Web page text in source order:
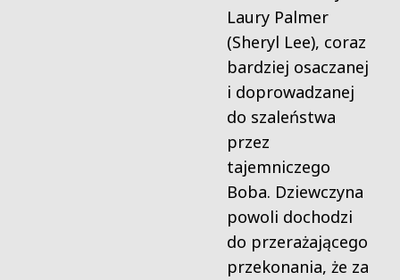
Laury Palmer
(Sheryl Lee), coraz
bardziej osaczanej
i doprowadzanej
do szaleństwa
przez
tajemniczego
Boba. Dziewczyna
powoli dochodzi
do przerażającego
przekonania, że za